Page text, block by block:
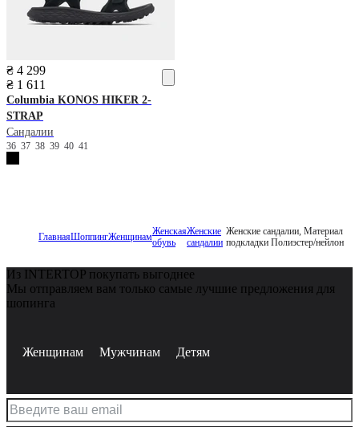
₴ 4 299
₴ 1 611
Columbia KONOS HIKER 2-
STRAP
Сандалии
36 37 38 39 40 41
ГлавнаяШоппингЖенщинамЖенская
обувь
Женские
сандалии
Женские сандалии, Материал
подкладки Полиэстер/нейлон
Из INTERTOP покупать выгоднее
Мы отправляем вам только самые лучшие предложения для
шопинга
Женщинам Мужчинам Детям